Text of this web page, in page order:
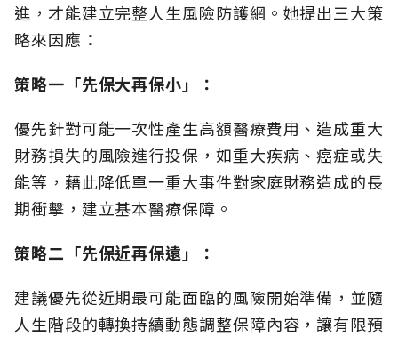
進，才能建立完整人生風險防護網。她提出三大策
略來因應：
策略一「先保大再保小」：
優先針對可能一次性產生高額醫療費用、造成重大
財務損失的風險進行投保，如重大疾病、癌症或失
能等，藉此降低單一重大事件對家庭財務造成的長
期衝擊，建立基本醫療保障。
策略二「先保近再保遠」：
建議優先從近期最可能面臨的風險開始準備，並隨
人生階段的轉換持續動態調整保障內容，讓有限預